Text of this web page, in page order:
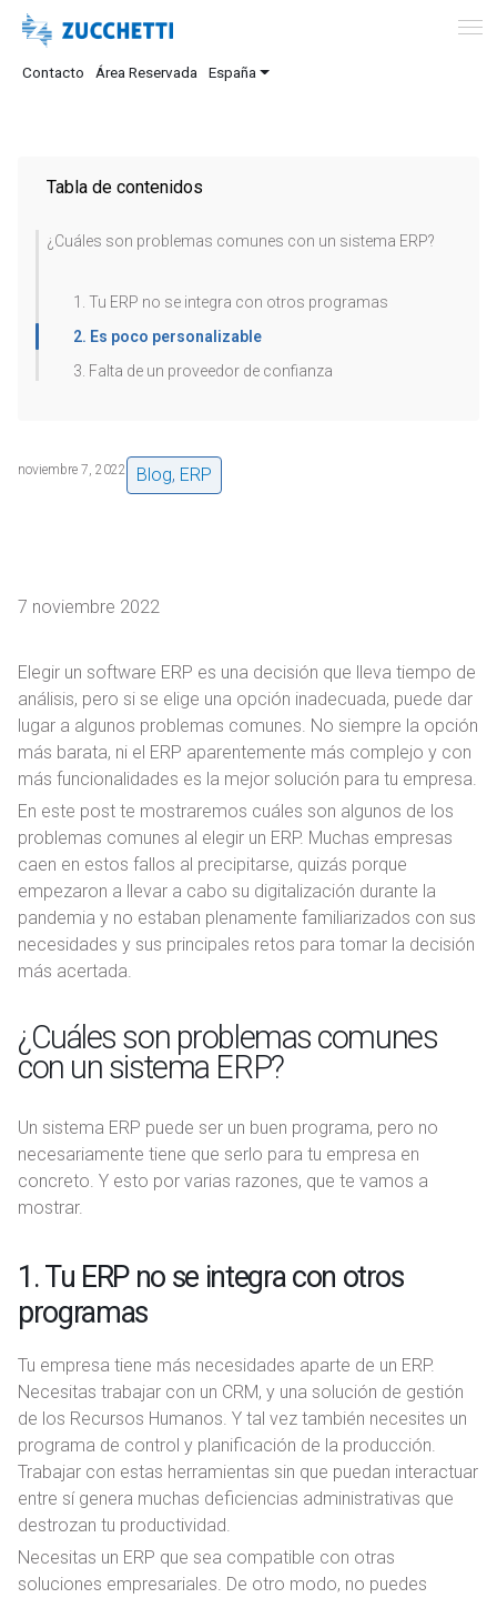
Contacto Área Reservada España
Tabla de contenidos
¿Cuáles son problemas comunes con un sistema ERP?
1. Tu ERP no se integra con otros programas
2. Es poco personalizable
3. Falta de un proveedor de confianza
noviembre 7, 2022 Blog, ERP
7 noviembre 2022
Elegir un software ERP es una decisión que lleva tiempo de
análisis, pero si se elige una opción inadecuada, puede dar
lugar a algunos problemas comunes. No siempre la opción
más barata, ni el ERP aparentemente más complejo y con
más funcionalidades es la mejor solución para tu empresa.
En este post te mostraremos cuáles son algunos de los
problemas comunes al elegir un ERP. Muchas empresas
caen en estos fallos al precipitarse, quizás porque
empezaron a llevar a cabo su digitalización durante la
pandemia y no estaban plenamente familiarizados con sus
necesidades y sus principales retos para tomar la decisión
más acertada.
¿Cuáles son problemas comunes
con un sistema ERP?
Un sistema ERP puede ser un buen programa, pero no
necesariamente tiene que serlo para tu empresa en
concreto. Y esto por varias razones, que te vamos a
mostrar.
1. Tu ERP no se integra con otros
programas
Tu empresa tiene más necesidades aparte de un ERP.
Necesitas trabajar con un CRM, y una solución de gestión
de los Recursos Humanos. Y tal vez también necesites un
programa de control y planificación de la producción.
Trabajar con estas herramientas sin que puedan interactuar
entre sí genera muchas deficiencias administrativas que
destrozan tu productividad.
Necesitas un ERP que sea compatible con otras
soluciones empresariales. De otro modo, no puedes